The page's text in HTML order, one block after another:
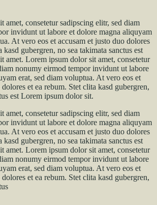
amet, consetetur sadipscing elitr, sed diam
invidunt ut labore et dolore magna aliquyam
At vero eos et accusam et justo duo dolores
kasd gubergren, no sea takimata sanctus est
amet. Lorem ipsum dolor sit amet, consetetur
nonumy eirmod tempor invidunt ut labore
erat, sed diam voluptua. At vero eos et
et ea rebum. Stet clita kasd gubergren,
est Lorem ipsum dolor sit.
amet, consetetur sadipscing elitr, sed diam
invidunt ut labore et dolore magna aliquyam
At vero eos et accusam et justo duo dolores
kasd gubergren, no sea takimata sanctus est
amet. Lorem ipsum dolor sit amet, consetetur
nonumy eirmod tempor invidunt ut labore
erat, sed diam voluptua. At vero eos et
et ea rebum. Stet clita kasd gubergren,